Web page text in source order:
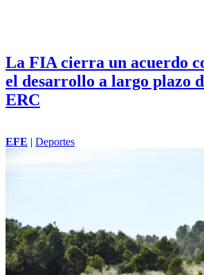
La FIA cierra un acuerdo
el desarrollo a largo plazo
ERC
EFE | Deportes